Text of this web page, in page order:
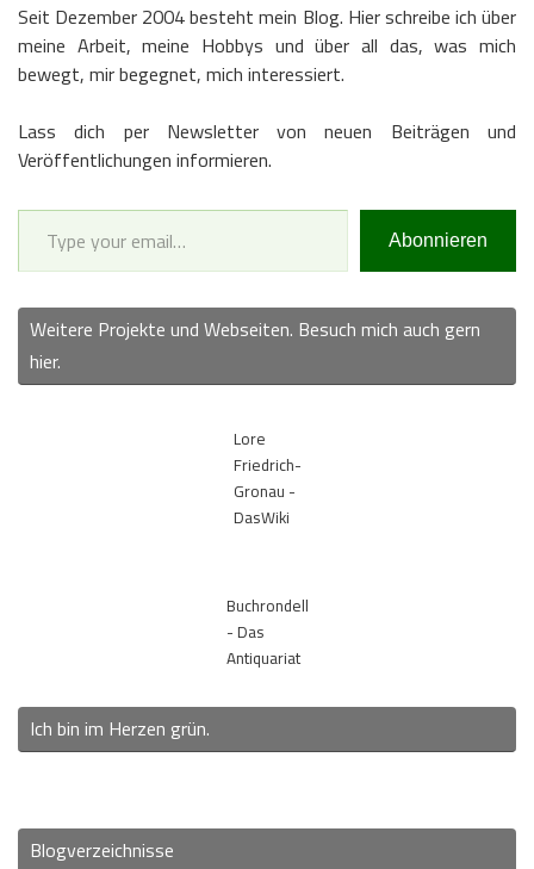
Seit Dezember 2004 besteht mein Blog. Hier schreibe ich über
meine Arbeit, meine Hobbys und über all das, was mich
bewegt, mir begegnet, mich interessiert.
Lass dich per Newsletter von neuen Beiträgen und
Veröffentlichungen informieren.
Type your email…
Abonnieren
Weitere Projekte und Webseiten. Besuch mich auch gern
hier.
Lore
Friedrich-
Gronau -
DasWiki
Buchrondell
- Das
Antiquariat
Ich bin im Herzen grün.
Blogverzeichnisse